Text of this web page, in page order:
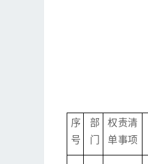
序
号
部
门
权责清
单事项